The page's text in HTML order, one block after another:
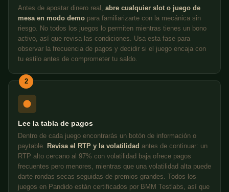
Antes de apostar dinero real, abre cualquier slot o juego de
mesa en modo demo para familiarizarte con la mecánica sin
riesgo. No todos los juegos lo permiten mientras tienes un bono
activo, así que revisa las condiciones. Usa esta fase para
observar la frecuencia de pagos y decidir si el juego encaja con
tu estilo antes de comprometer tu saldo.
2
Lee la tabla de pagos
Dentro de cada juego encontrarás un botón de información o
paytable. Revisa el RTP y la volatilidad antes de continuar: un
RTP alto cercano al 97% con volatilidad baja ofrece pagos
frecuentes pero menores, mientras que una volatilidad alta puede
darte rondas secas seguidas de premios grandes. Todos los
juegos en Pandido están certificados por BMM Testlabs, así que